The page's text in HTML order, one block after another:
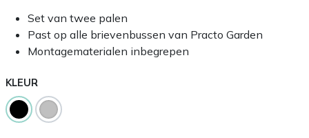
Set van twee palen
Past op alle brievenbussen van Practo Garden
Montagematerialen inbegrepen
KLEUR